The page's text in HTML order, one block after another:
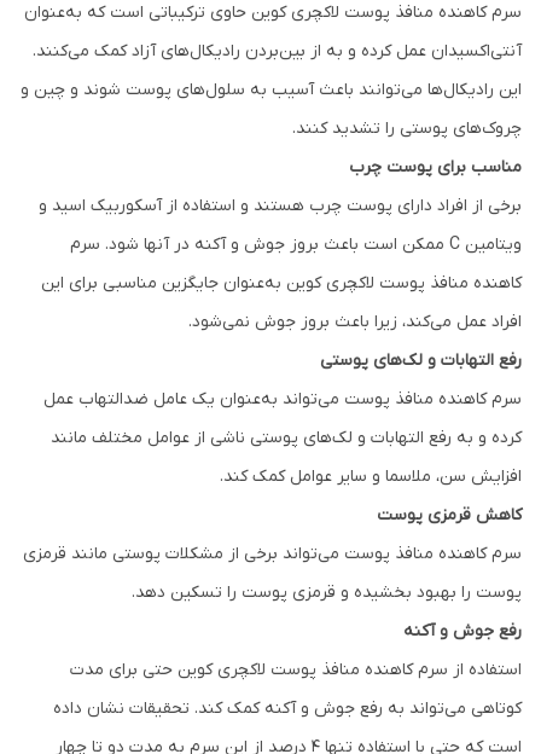
سرم کاهنده منافذ پوست لاکچری کوین حاوی ترکیباتی است که به‌عنوان
آنتی‌اکسیدان‌ عمل کرده و به از بین‌بردن رادیکال‌های آزاد کمک می‌کنند.
این رادیکال‌ها می‌توانند باعث آسیب به سلول‌های پوست شوند و چین و
چروک‌های پوستی را تشدید کنند.
مناسب برای پوست چرب
برخی از افراد دارای پوست چرب هستند و استفاده از آسکوربیک اسید و
ویتامین C ممکن است باعث بروز جوش و آکنه در آنها شود. سرم
کاهنده منافذ پوست لاکچری کوین به‌عنوان جایگزین مناسبی برای این
افراد عمل می‌کند، زیرا باعث بروز جوش نمی‌شود.
رفع التهابات و لک‌های پوستی
سرم کاهنده منافذ پوست می‌تواند به‌عنوان یک عامل ضدالتهاب عمل
کرده و به رفع التهابات و لک‌های پوستی ناشی از عوامل مختلف مانند
افزایش سن، ملاسما و سایر عوامل کمک کند.
کاهش قرمزی پوست
سرم کاهنده منافذ پوست می‌تواند برخی از مشکلات پوستی مانند قرمزی
پوست را بهبود بخشیده و قرمزی پوست را تسکین دهد.
رفع جوش و آکنه
استفاده از سرم کاهنده منافذ پوست لاکچری کوین حتی برای مدت
کوتاهی می‌تواند به رفع جوش و آکنه کمک کند. تحقیقات نشان داده
است که حتی با استفاده تنها ۴ درصد از این سرم به مدت دو تا چهار